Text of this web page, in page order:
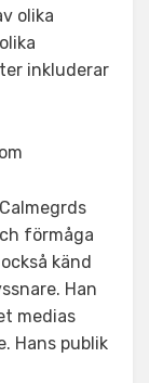
olika
inkluderar
förmåga
känd
Han
medias
Hans publik